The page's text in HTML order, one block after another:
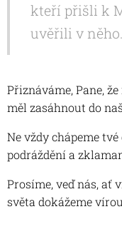
kteří přišli k
uvěřili v něho.
Přiznáváme, Pane,
měl zasáhnout do
Ne vždy chápeme
podráždění a
Prosíme, veď nás, ať
světa dokážeme